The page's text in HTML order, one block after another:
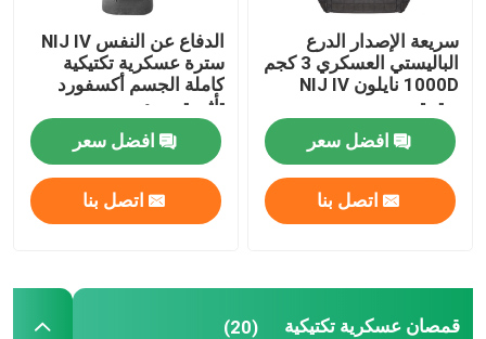
سريعة الإصدار الدرع
الباليستي العسكري 3 كجم
1000D نايلون NIJ IV
سترة
افضل سعر
اتصل بنا
الدفاع عن النفس NIJ IV
سترة عسكرية تكتيكية
كاملة الجسم أكسفورد
تأثير توسيد
افضل سعر
اتصل بنا
قمصان عسكرية تكتيكية (20)